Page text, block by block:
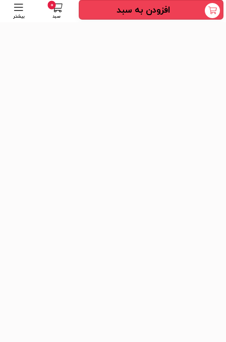
افزودن به سبد 0
سبد بیشتر حریم خصوصی